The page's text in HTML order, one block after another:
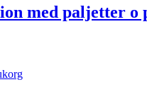
med paljetter o